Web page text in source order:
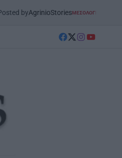
POSTED
ΜΕΣΟΛΌΓΓΙΣΤΗΝ ΑΙΤΩΛΟΑΚΑΡΝΑΝΊΑ
facebook
Twitter
instagram
YouTube